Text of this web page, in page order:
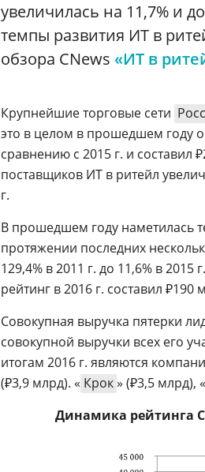
увеличилась на 11,7% и
темпы развития ИТ в
обзора CNews «ИТ в
Крупнейшие торговые сети
это в целом в прошедшем году
сравнению с 2015 г. и составил
поставщиков ИТ в ритейл
г.
В прошедшем году наметилась
протяжении последних
129,4% в 2011 г. до 11,6% в
рейтинг в 2016 г. составил ₽190
Совокупная выручка пятерки
совокупной выручки всех его
итогам 2016 г. являются
(₽3,9 млрд). « Крок» (₽3,5 млрд), «
Динамика рейтинга